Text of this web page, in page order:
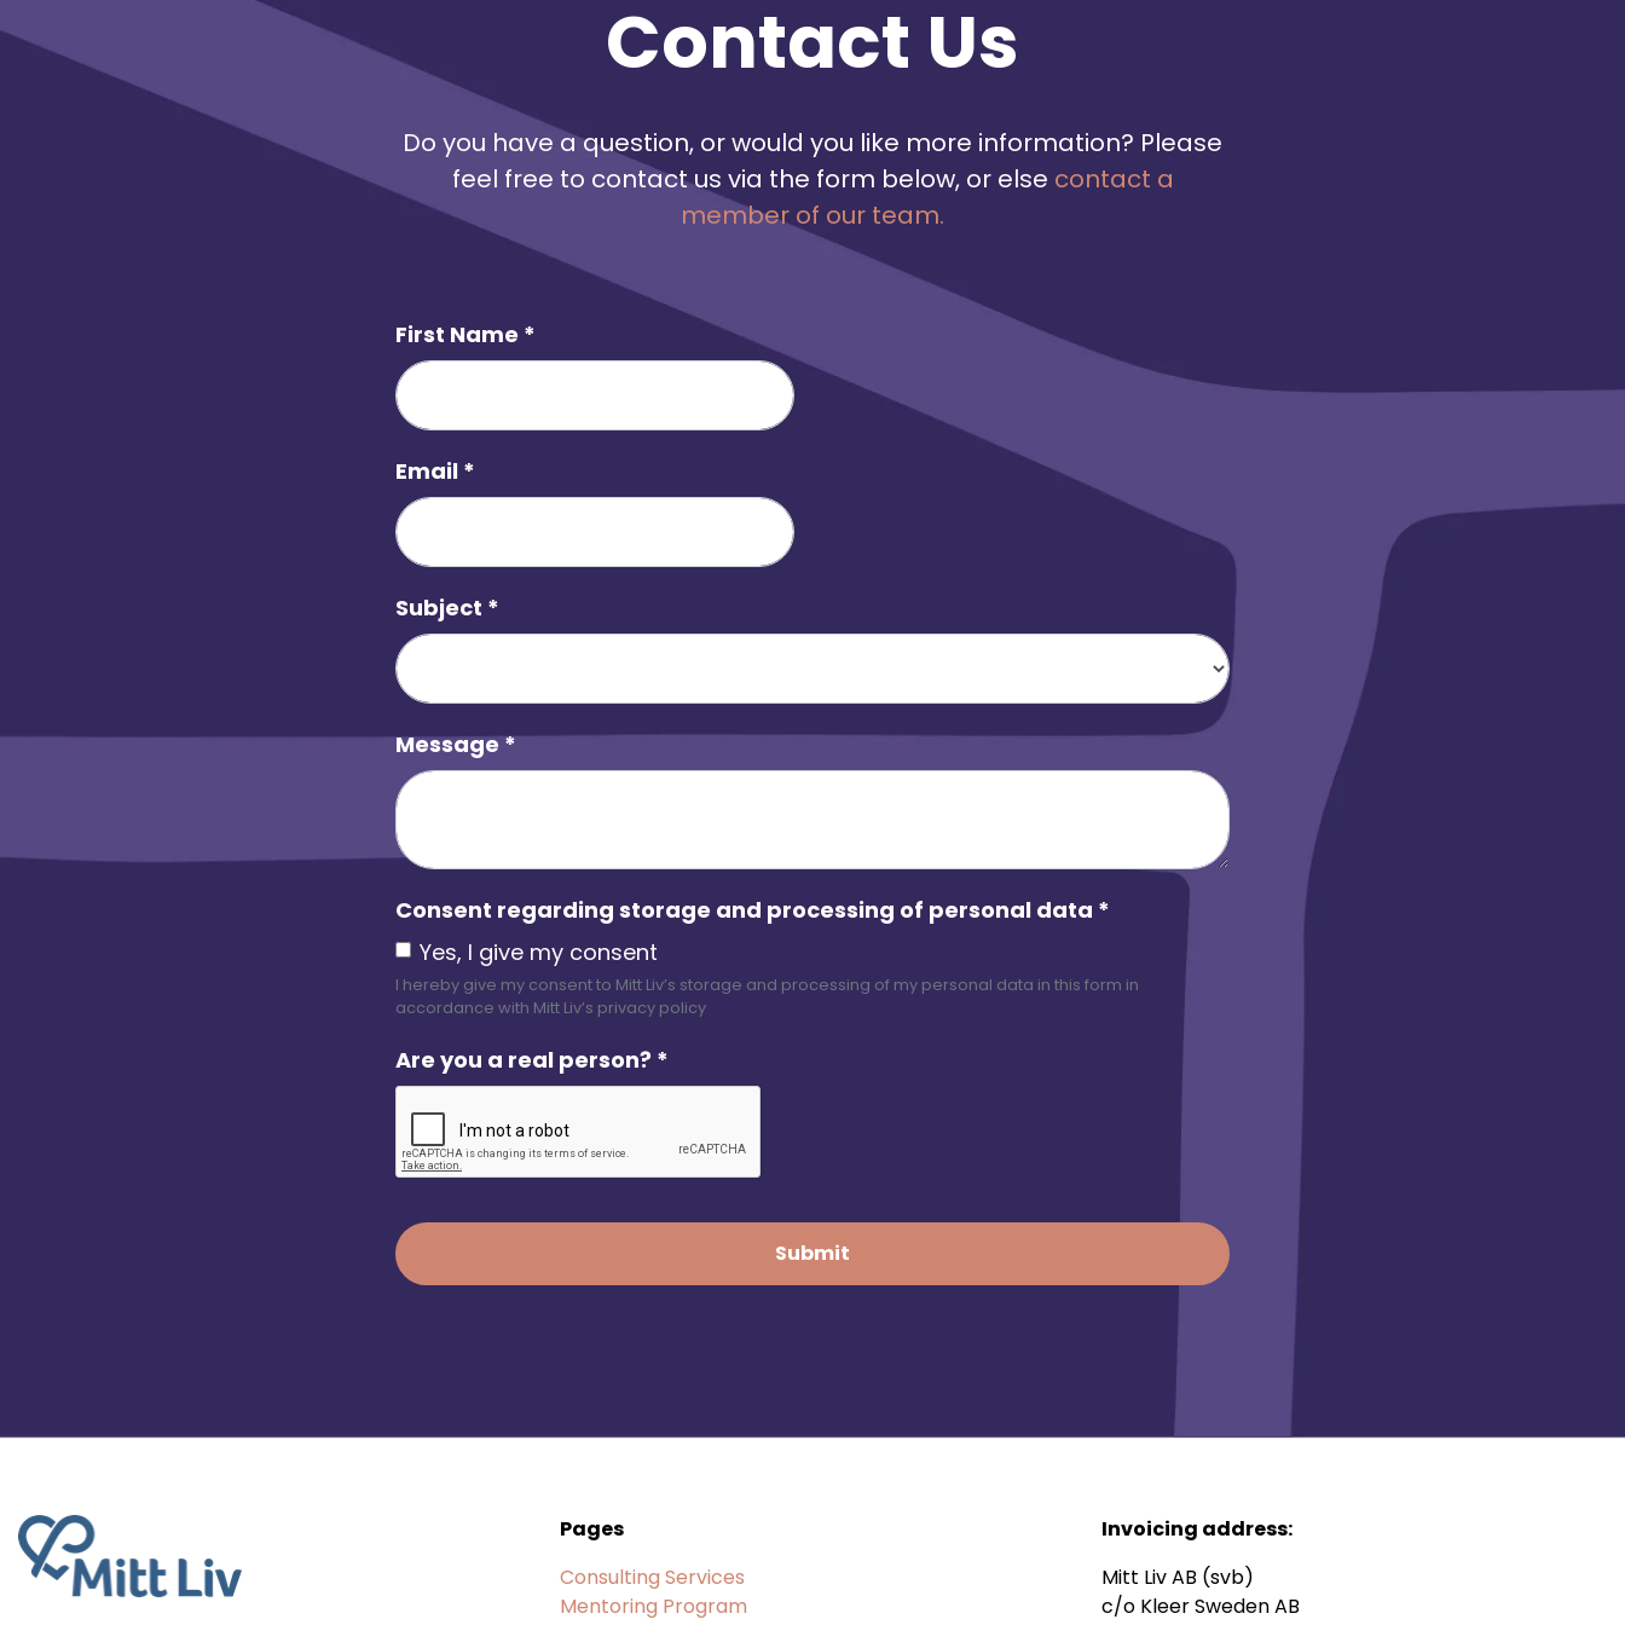
därför är det viktigt att vi samlar
oss kring frågan och lär av
varandra. Ett samhälle med
mångfald tycker vi också är ett
rikare och intressantare samhälle,
säger Elisabeth Peregi, VD och
koncernchef på Kappahl, som
ambassadörer i frågor som rör
mångfald och inkludering på sina
to also take action. Mitt Liv has an
ambition to include 40 CEOs to the
program within 5 years to create
Contact Us
Do you have a question, or would you like more information? Please
feel free to contact us via the form below, or else contact a
member of our team.
First Name *
Email *
Subject *
Message*
Consent regarding storage and processing of personal data *
Yes, I give my consent
I hereby give my consent to Mitt Liv’s storage and processing of my personal data in this form in
accordance with Mitt Liv’s privacy policy
Are you a real person? *
Pages
Consulting Services
Mentoring Program
Invoicing address:
Mitt Liv AB (svb)
c/o Kleer Sweden AB